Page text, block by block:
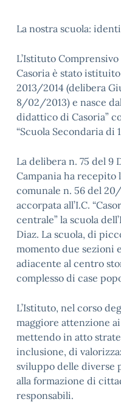
La nostra scuola:
L’Istituto Comprensivo
Casoria è stato
2013/2014 (delibera
8/02/2013) e nasce
didattico di Casoria”
“Scuola Secondaria di
La delibera n. 75 del 9
Campania ha recepito
comunale n. 56 del
accorpata all’I.C.
centrale” la scuola
Diaz. La scuola, di
momento due sezioni
adiacente al centro
complesso di case
L’Istituto, nel corso
maggiore attenzione
mettendo in atto
inclusione, di
sviluppo delle
alla formazione di
responsabili.